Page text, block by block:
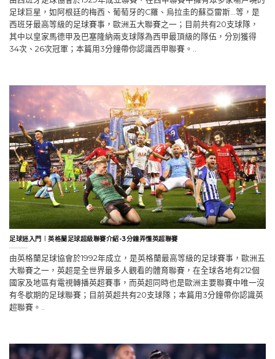
由西班牙足球協會於1929年成立聯賽，在西甲聯賽中擁有眾多家喻戶曉的
足球巨星，如阿根廷的梅西、葡萄牙的C羅、烏拉圭的蘇亞雷斯…等，是
西班牙最高等級的足球賽事，歐洲五大聯賽之一；目前共有20支球隊，
其中以皇家馬德甲及巴塞隆納兩支球隊為西甲最頂級的隊伍，分別獲得
34次、26次冠軍；本篇用3分鐘帶你認識西甲聯賽。..
由英格蘭足球協會於1992年成立，是英格蘭最高等級的足球賽事，歐洲五
大聯賽之一，英超是全世界最多人觀看的體育聯賽，在全球各地有212個
國家及地區有電視轉播英超賽事，而英超同時也是歐洲主要聯賽中唯一沒
有冬歇期的足球聯賽；目前英超共有20支球隊；本篇用3分鐘帶你認識英
超聯賽。..